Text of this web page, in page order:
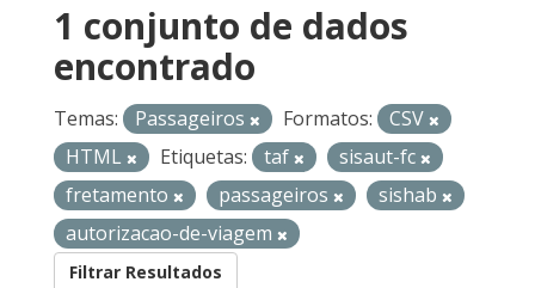
1 conjunto de dados
encontrado
Temas: Passageiros Formatos:
CSV
HTML
Etiquetas: taf
sisaut-fc
fretamento
passageiros
sishab
autorizacao-de-viagem
Filtrar Resultados